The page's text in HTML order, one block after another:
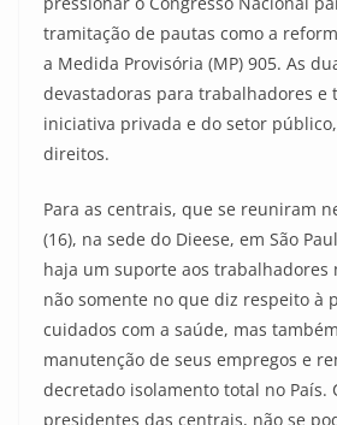
tramitação de pautas como a
a Medida Provisória (MP) 905. As
devastadoras para trabalhadores e
iniciativa privada e do setor
direitos.
Para as centrais, que se reuniram
(16), na sede do Dieese, em São
haja um suporte aos trabalhadores
não somente no que diz respeito à
cuidados com a saúde, mas
manutenção de seus empregos e
decretado isolamento total no País.
presidentes das centrais, não se